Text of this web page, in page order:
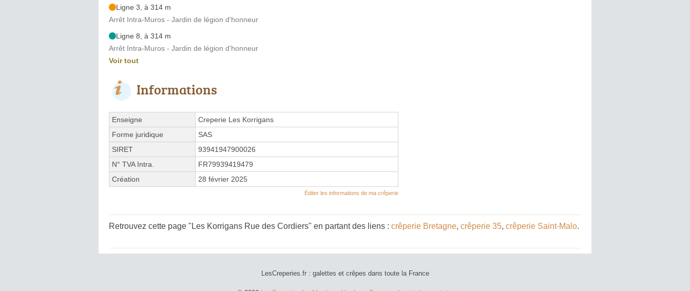
Ligne 3, à 314 m
Arrêt Intra-Muros - Jardin de légion d'honneur
Ligne 8, à 314 m
Arrêt Intra-Muros - Jardin de légion d'honneur
Voir tout
Informations
Enseigne
Creperie Les Korrigans
Forme juridique
SAS
SIRET
93941947900026
N° TVA Intra.
FR79939419479
Création
28 février 2025
Éditer les informations de ma crêperie
Retrouvez cette page "Les Korrigans Rue des Cordiers" en partant des liens : crêperie Bretagne, crêperie 35, crêperie Saint-Malo.
LesCreperies.fr : galettes et crêpes dans toute la France